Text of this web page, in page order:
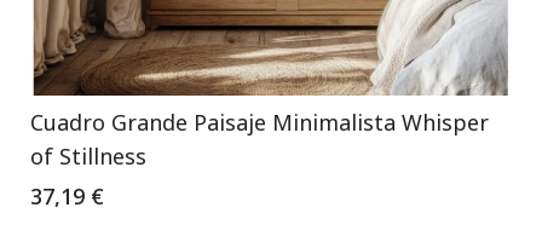
Cuadro Grande Paisaje Minimalista Whisper
of Stillness
37,19 €